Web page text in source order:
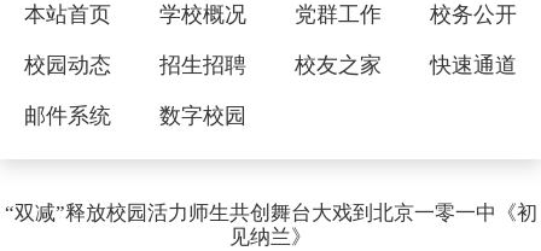
本站首页 学校概况 党群工作 校务公开
校园动态 招生招聘 校友之家 快速通道
邮件系统 数字校园
“双减”释放校园活力师生共创舞台大戏到北京一零一中《初
见纳兰》